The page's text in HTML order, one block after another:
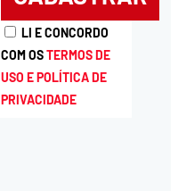
LI E CONCORDO
COM OSTERMOS DE
USO E POLÍTICA DE
PRIVACIDADE